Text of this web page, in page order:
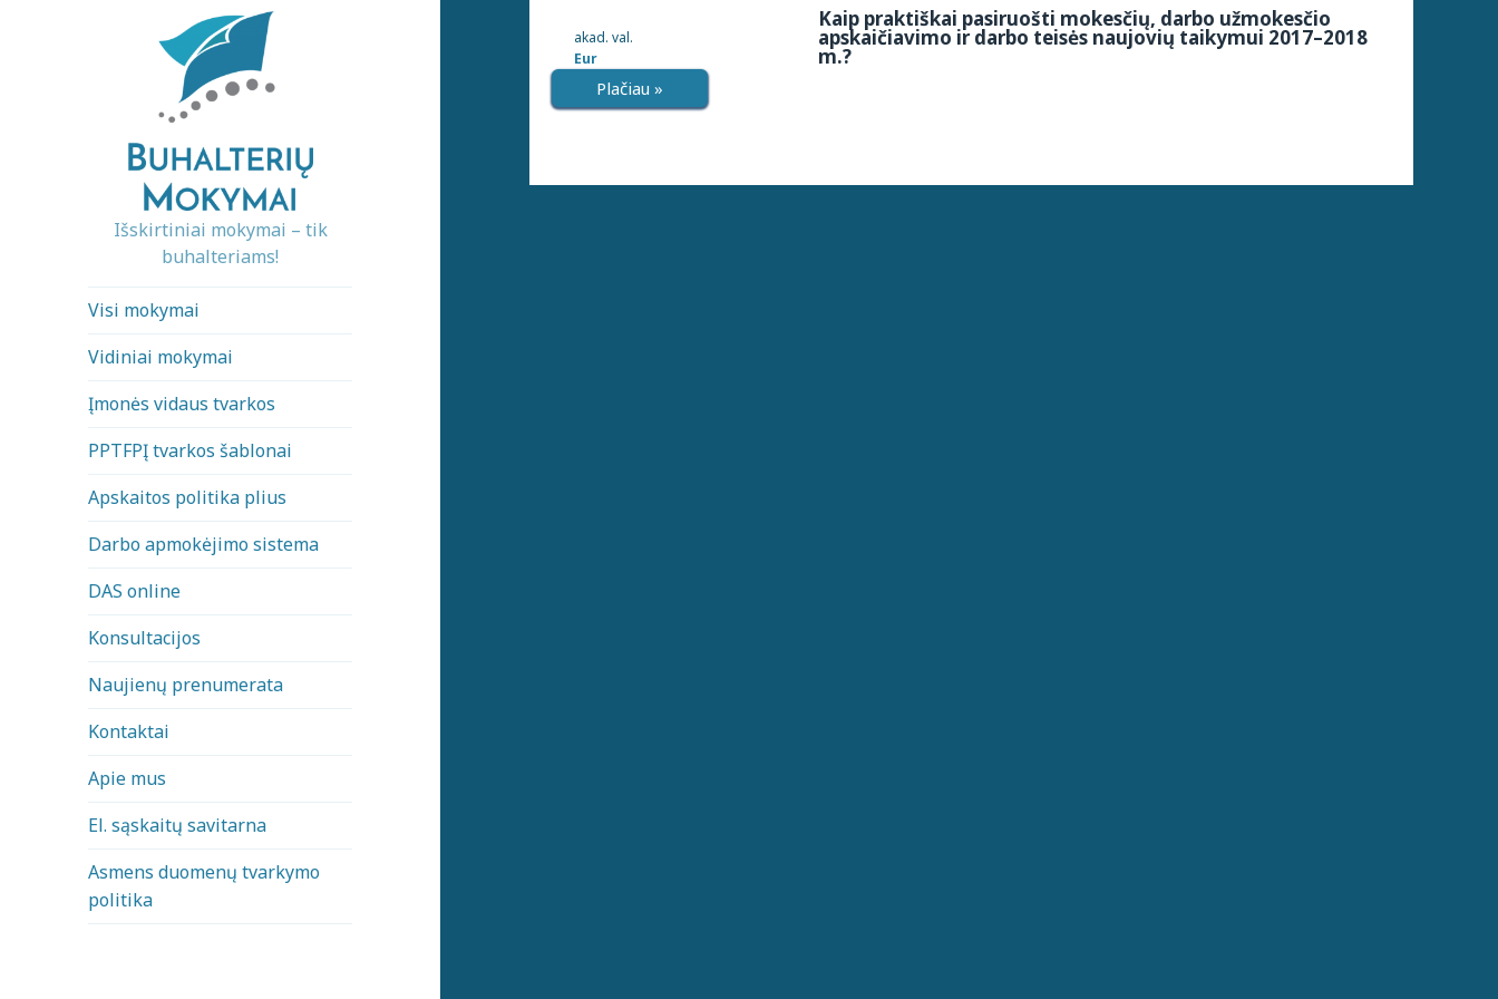
Išskirtiniai mokymai – tik
buhalteriams!
Visi mokymai
Vidiniai mokymai
Įmonės vidaus tvarkos
PPTFPĮ tvarkos šablonai
Apskaitos politika plius
Darbo apmokėjimo sistema
DAS online
Konsultacijos
Naujienų prenumerata
Kontaktai
Apie mus
El. sąskaitų savitarna
Asmens duomenų tvarkymo
politika
Kaip praktiškai pasiruošti mokesčių, darbo užmokesčio
apskaičiavimo ir darbo teisės naujovių taikymui 2017–2018
m.?
akad. val.
Eur
Plačiau »